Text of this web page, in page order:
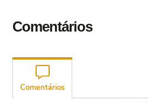
Comentários